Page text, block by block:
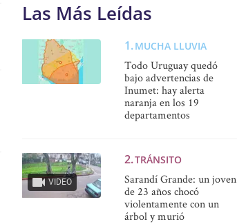
Las Más Leídas
MUCHA LLUVIA
Todo Uruguay quedó
bajo advertencias de
Inumet: hay alerta
naranja en los 19
departamentos
VIDEO
TRÁNSITO
Sarandí Grande: un joven
de 23 años chocó
violentamente con un
árbol y murió